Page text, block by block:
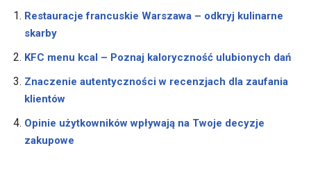
Restauracje francuskie Warszawa – odkryj kulinarne
skarby
KFC menu kcal – Poznaj kaloryczność ulubionych dań
Znaczenie autentyczności w recenzjach dla zaufania
klientów
Opinie użytkowników wpływają na Twoje decyzje
zakupowe